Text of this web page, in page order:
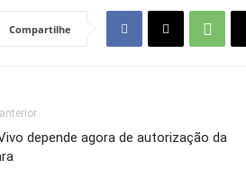
Compartilhe
depende agora de autorização da